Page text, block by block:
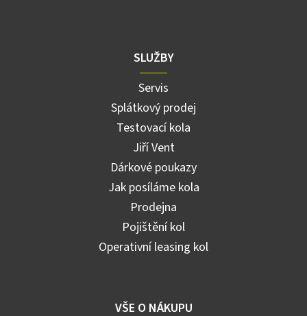
SLUŽBY
Servis
Splátkový prodej
Testovací kola
Jiří Vent
Dárkové poukazy
Jak posíláme kola
Prodejna
Pojištění kol
Operativní leasing kol
VŠE O NÁKUPU